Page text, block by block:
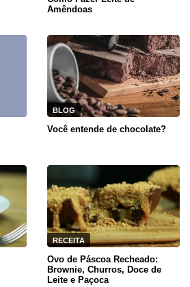
Amêndoas
BLOG
Você entende de chocolate?
RECEITA
Ovo de Páscoa Recheado:
Brownie, Churros, Doce de
Leite e Paçoca